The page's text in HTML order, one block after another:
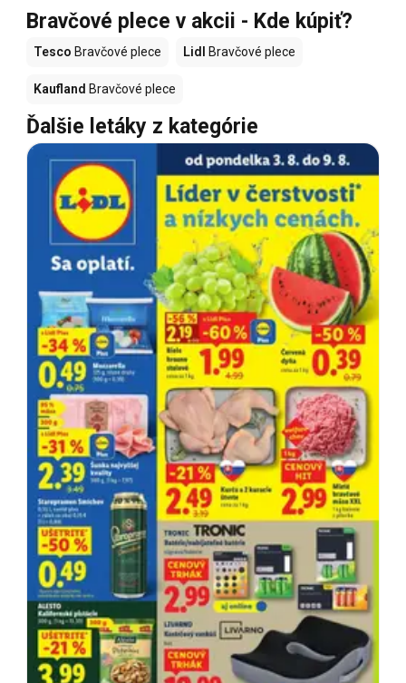
Bravčové plece v akcii - Kde kúpiť?
Tesco Bravčové plece Lidl Bravčové plece
Kaufland Bravčové plece
Ďalšie letáky z kategórie